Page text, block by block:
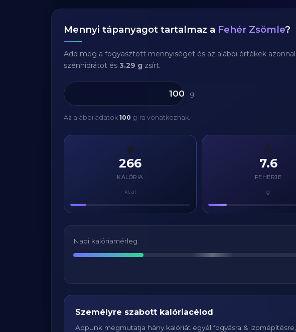
Mennyi tápanyagot tartalmaz a Fehér Zsömle?
Add meg a fogyasztott mennyiséget és az alábbi értékek azonnal
szénhidrátot és 3.29 g zsírt.
g
Az alábbi adatok 100 g-ra vonatkoznak.
🔥
266
KALÓRIA
kcal
💪
7.6
FEHÉRJE
g
Napi kalóriamérleg
Személyre szabott kalóriacélod
Appunk megmutatja hány kalóriát egyél fogyásra &